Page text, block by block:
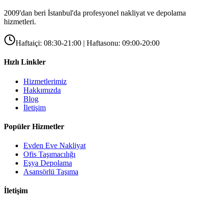
2009'dan beri İstanbul'da profesyonel nakliyat ve depolama
hizmetleri.
Haftaiçi: 08:30-21:00 | Haftasonu: 09:00-20:00
Hızlı Linkler
Hizmetlerimiz
Hakkımızda
Blog
İletişim
Popüler Hizmetler
Evden Eve Nakliyat
Ofis Taşımacılığı
Eşya Depolama
Asansörlü Taşıma
İletişim